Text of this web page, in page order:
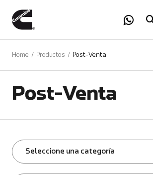
Home Productos Post-Venta
Post-Venta
Seleccione una categoría